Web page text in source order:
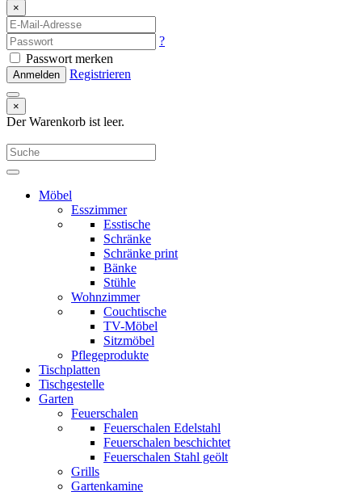
×
?
Passwort merken
Anmelden Registrieren
×
Der Warenkorb ist leer.
Möbel
Esszimmer
Esstische
Schränke
Schränke print
Bänke
Stühle
Wohnzimmer
Couchtische
TV-Möbel
Sitzmöbel
Pflegeprodukte
Tischplatten
Tischgestelle
Garten
Feuerschalen
Feuerschalen Edelstahl
Feuerschalen beschichtet
Feuerschalen Stahl geölt
Grills
Gartenkamine